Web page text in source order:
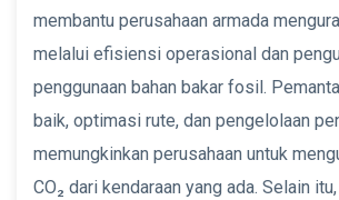
membantu perusahaan armada
melalui efisiensi operasional dan
penggunaan bahan bakar fosil.
baik, optimasi rute, dan pengelolaan
memungkinkan perusahaan untuk
CO₂ dari kendaraan yang ada. Selain